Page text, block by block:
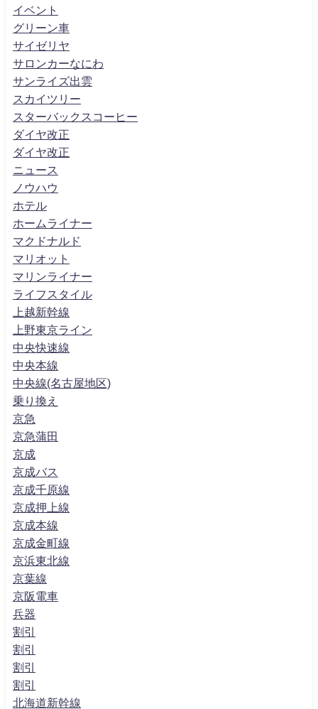
イベント
グリーン車
サイゼリヤ
サロンカーなにわ
サンライズ出雲
スカイツリー
スターバックスコーヒー
ダイヤ改正
ダイヤ改正
ニュース
ノウハウ
ホテル
ホームライナー
マクドナルド
マリオット
マリンライナー
ライフスタイル
上越新幹線
上野東京ライン
中央快速線
中央本線
中央線(名古屋地区)
乗り換え
京急
京急蒲田
京成
京成バス
京成千原線
京成押上線
京成本線
京成金町線
京浜東北線
京葉線
京阪電車
兵器
割引
割引
割引
割引
北海道新幹線